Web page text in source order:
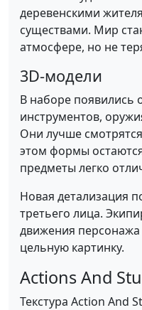
деревенскими
существами. Мир
атмосфере, но не
3D-модели
В наборе
инструментов,
Они лучше
этом формы
предметы легко
Новая детализация
третьего лица.
движения
цельную картинку.
Actions And
Текстура Action And